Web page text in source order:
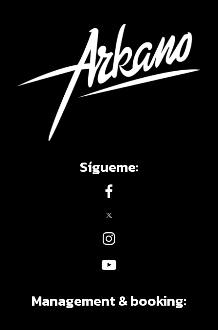
Sígueme:
Management & booking: